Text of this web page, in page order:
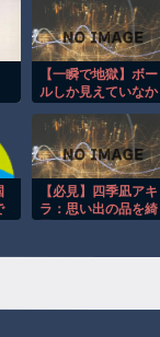
【一瞬で地獄】ボー
ルしか見えていなか
襲った悪夢
【必見】四季凪アキ
ラ：思い出の品を綺